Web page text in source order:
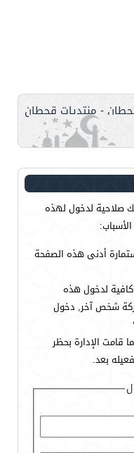
- منتديات قحطان
صلاحية لدخول لهذه
أدنى هذه الصفحة
كافية لدخول هذه
شخص آخر, دخول
قامت الإدارة بحظر
بعد.